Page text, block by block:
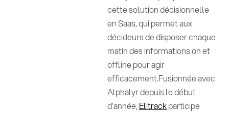
cette solution décisionnelle
en Saas, qui permet aux
décideurs de disposer chaque
matin des informations on et
offline pour agir
efficacement.Fusionnée avec
Alphalyr depuis le début
d’année,Elitrackparticipe